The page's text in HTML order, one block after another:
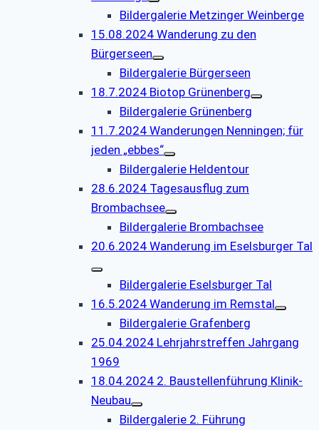
Bildergalerie Metzinger Weinberge
15.08.2024 Wanderung zu den
Bürgerseen
Bildergalerie Bürgerseen
18.7.2024 Biotop Grünenberg
Bildergalerie Grünenberg
11.7.2024 Wanderungen Nenningen; für
jeden „ebbes“
Bildergalerie Heldentour
28.6.2024 Tagesausflug zum
Brombachsee
Bildergalerie Brombachsee
20.6.2024 Wanderung im Eselsburger Tal
Bildergalerie Eselsburger Tal
16.5.2024 Wanderung im Remstal
Bildergalerie Grafenberg
25.04.2024 Lehrjahrstreffen Jahrgang
1969
18.04.2024 2. Baustellenführung Klinik-
Neubau
Bildergalerie 2. Führung